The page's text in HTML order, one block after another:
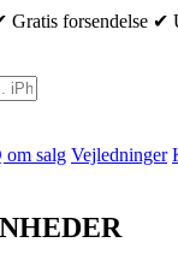
Gratis forsendelse ✔
om salg Vejledninger